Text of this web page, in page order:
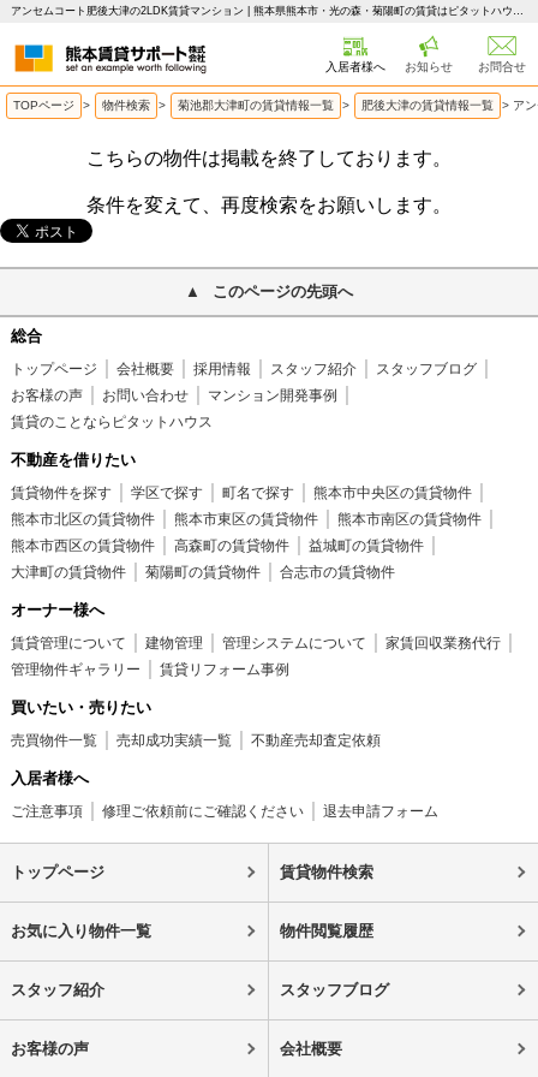
アンセムコート肥後大津の2LDK賃貸マンション | 熊本県熊本市・光の森・菊陽町の賃貸はピタットハウス 熊本賃貸サポート
入居者様へ お知らせ お問合せ
TOPページ > 物件検索 > 菊池郡大津町の賃貸情報一覧 > 肥後大津の賃貸情報一覧 > ア
こちらの物件は掲載を終了しております。
条件を変えて、再度検索をお願いします。
このページの先頭へ
総合
トップページ 会社概要 採用情報 スタッフ紹介
スタッフブログ
お客様の声
お問い合わせ
マンション開発事例
賃貸のことならピタットハウス
不動産を借りたい
賃貸物件を探す 学区で探す 町名で探す
熊本市中央区の賃貸物件
熊本市北区の賃貸物件
熊本市東区の賃貸物件
熊本市南区の賃貸物件
熊本市西区の賃貸物件
高森町の賃貸物件
益城町の賃貸物件
大津町の賃貸物件
菊陽町の賃貸物件 合志市の賃貸物件
オーナー様へ
賃貸管理について 建物管理 管理システムについて
家賃回収業務代行
管理物件ギャラリー
賃貸リフォーム事例
買いたい・売りたい
売買物件一覧 売却成功実績一覧 不動産売却査定依頼
入居者様へ
ご注意事項 修理ご依頼前にご確認ください 退去申請フォーム
トップページ 賃貸物件検索
お気に入り物件一覧 物件閲覧履歴
スタッフ紹介 スタッフブログ
お客様の声 会社概要